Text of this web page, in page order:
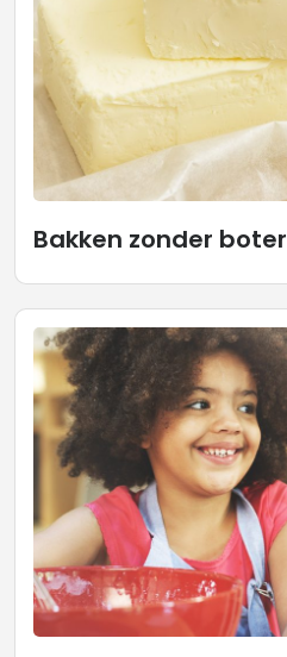
Bakken zonder boter